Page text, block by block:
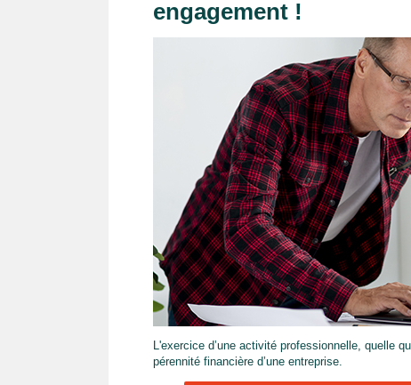
engagement !
L'exercice d’une activité professionnelle, quelle
pérennité financière d’une entreprise.